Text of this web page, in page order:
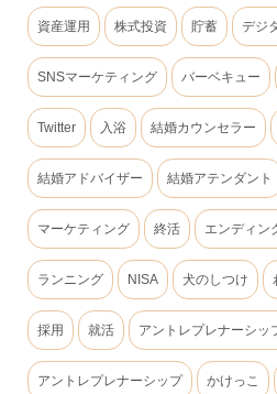
資産運用 株式投資 貯蓄 デジ
SNSマーケティング バーベキュー
Twitter 入浴 結婚カウンセラー
結婚アドバイザー 結婚アテンダント
マーケティング 終活 エンディン
ランニング NISA 犬のしつけ
採用 就活 アントレプレナーシッ
アントレプレナーシップ かけっこ